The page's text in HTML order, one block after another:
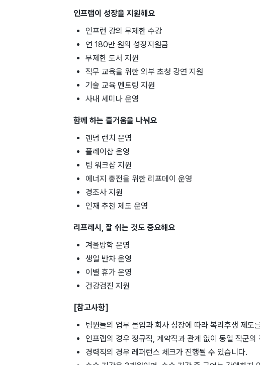
인프랩이 성장을 지원해요
인프런 강의 무제한 수강
연 180만 원의 성장지원금
무제한 도서 지원
직무 교육을 위한 외부 초청 강연 지원
기술 교육 멘토링 지원
사내 세미나 운영
함께 하는 즐거움을 나눠요
랜덤 런치 운영
플레이샵 운영
팀 워크샵 지원
에너지 충전을 위한 리프데이 운영
경조사 지원
인재 추천 제도 운영
리프레시, 잘 쉬는 것도 중요해요
겨울방학 운영
생일 반차 운영
이별 휴가 운영
건강검진 지원
[참고사항]
팀원들의 업무 몰입과 회사 성장에 따라 복리후생 제도
인프랩의 경우 정규직, 계약직과 관계 없이 동일 직군
경력직의 경우 레퍼런스 체크가 진행될 수 있습니다.